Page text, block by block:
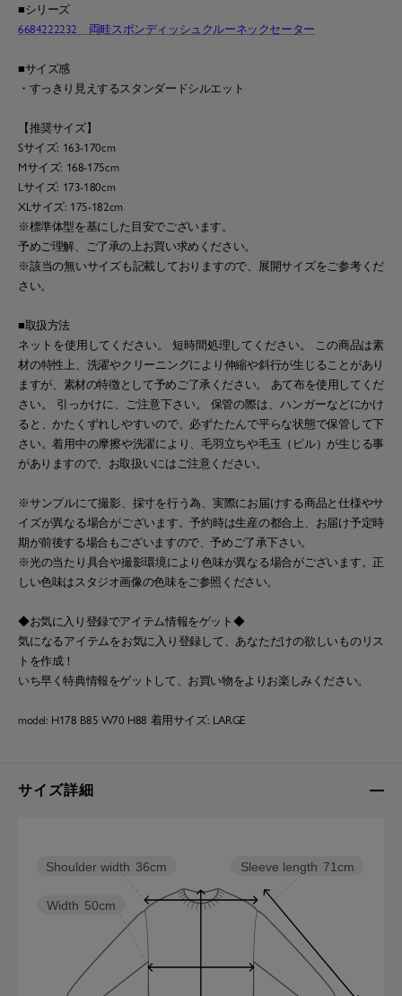
■シリーズ
6684222232 両畦スポンディッシュクルーネックセーター
■サイズ感
・すっきり見えするスタンダードシルエット
【推奨サイズ】
Sサイズ: 163-170cm
Mサイズ: 168-175cm
Lサイズ: 173-180cm
XLサイズ: 175-182cm
※標準体型を基にした目安でございます。
予めご理解、ご了承の上お買い求めください。
※該当の無いサイズも記載しておりますので、展開サイズをご参考くだ
さい。
■取扱方法
ネットを使用してください。 短時間処理してください。 この商品は素
材の特性上、洗濯やクリーニングにより伸縮や斜行が生じることがあり
ますが、素材の特徴として予めご了承ください。 あて布を使用してくだ
さい。 引っかけに、ご注意下さい。 保管の際は、ハンガーなどにかけ
ると、かたくずれしやすいので、必ずたたんで平らな状態で保管して下
さい。着用中の摩擦や洗濯により、毛羽立ちや毛玉（ピル）が生じる事
がありますので、お取扱いにはご注意ください。
※サンプルにて撮影、採寸を行う為、実際にお届けする商品と仕様やサ
イズが異なる場合がございます。予約時は生産の都合上、お届け予定時
期が前後する場合もございますので、予めご了承下さい。
※光の当たり具合や撮影環境により色味が異なる場合がございます。正
しい色味はスタジオ画像の色味をご参照ください。
◆お気に入り登録でアイテム情報をゲット◆
気になるアイテムをお気に入り登録して、あなただけの欲しいものリス
トを作成！
いち早く特典情報をゲットして、お買い物をよりお楽しみください。
model: H178 B85 W70 H88 着用サイズ: LARGE
サイズ詳細
Sleeve length 71cm
Width 50cm
Shoulder width 36cm